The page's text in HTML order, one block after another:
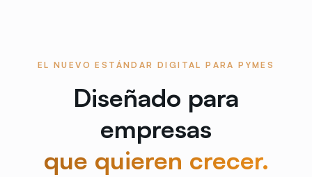
EL NUEVO ESTÁNDAR DIGITAL PARA PYMES
Diseñado para
empresas
que quieren crecer.